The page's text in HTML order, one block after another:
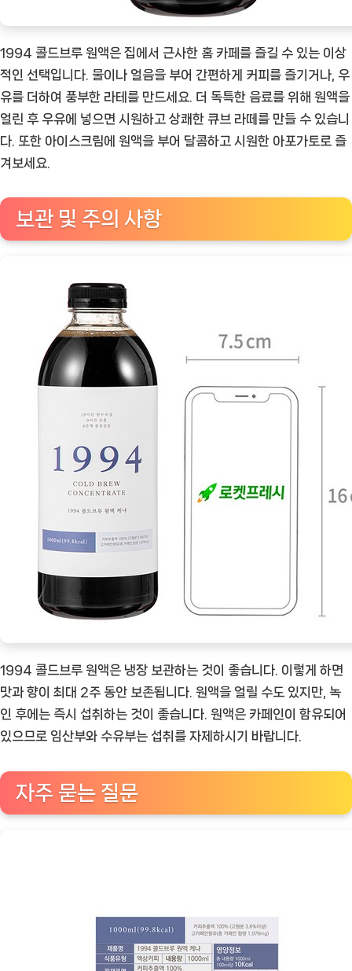
1994 콜드브루 원액은 집에서 근사한 홈 카페를 즐길 수 있는 이상
적인 선택입니다. 물이나 얼음을 부어 간편하게 커피를 즐기거나, 우
유를 더하여 풍부한 라테를 만드세요. 더 독특한 음료를 위해 원액을
얼린 후 우유에 넣으면 시원하고 상쾌한 큐브 라떼를 만들 수 있습니
다. 또한 아이스크림에 원액을 부어 달콤하고 시원한 아포가토로 즐
겨보세요.
보관 및 주의 사항
1994 콜드브루 원액은 냉장 보관하는 것이 좋습니다. 이렇게 하면
맛과 향이 최대 2주 동안 보존됩니다. 원액을 얼릴 수도 있지만, 녹
인 후에는 즉시 섭취하는 것이 좋습니다. 원액은 카페인이 함유되어
있으므로 임산부와 수유부는 섭취를 자제하시기 바랍니다.
자주 묻는 질문